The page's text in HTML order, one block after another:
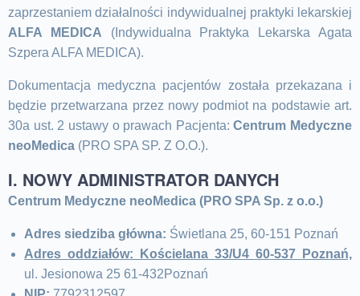
zaprzestaniem działalności indywidualnej praktyki lekarskiej
ALFA MEDICA (Indywidualna Praktyka Lekarska Agata
Szpera ALFA MEDICA).
Dokumentacja medyczna pacjentów została przekazana i
będzie przetwarzana przez nowy podmiot na podstawie art.
30a ust. 2 ustawy o prawach Pacjenta:Centrum Medyczne
neoMedica (PRO SPA SP. Z O.O.).
I. NOWY ADMINISTRATOR DANYCH
Centrum Medyczne neoMedica (PRO SPA Sp. z o.o.)
Adres siedziba główna: Świetlana 25, 60-151 Poznań
Adres oddziałów: Kościelana 33/U4 60-537 Poznań,
ul. Jesionowa 25 61-432Poznań